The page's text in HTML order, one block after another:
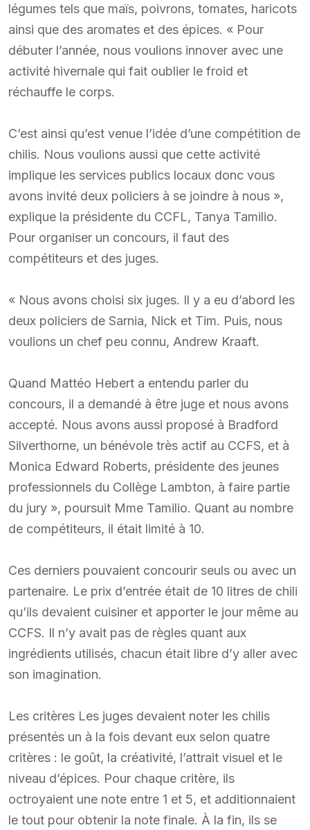
légumes tels que maïs, poivrons, tomates, haricots
ainsi que des aromates et des épices. « Pour
débuter l’année, nous voulions innover avec une
activité hivernale qui fait oublier le froid et
réchauffe le corps.
C’est ainsi qu’est venue l’idée d’une compétition de
chilis. Nous voulions aussi que cette activité
implique les services publics locaux donc vous
avons invité deux policiers à se joindre à nous »,
explique la présidente du CCFL, Tanya Tamilio.
Pour organiser un concours, il faut des
compétiteurs et des juges.
« Nous avons choisi six juges. Il y a eu d’abord les
deux policiers de Sarnia, Nick et Tim. Puis, nous
voulions un chef peu connu, Andrew Kraaft.
Quand Mattéo Hebert a entendu parler du
concours, il a demandé à être juge et nous avons
accepté. Nous avons aussi proposé à Bradford
Silverthorne, un bénévole très actif au CCFS, et à
Monica Edward Roberts, présidente des jeunes
professionnels du Collège Lambton, à faire partie
du jury », poursuit Mme Tamilio. Quant au nombre
de compétiteurs, il était limité à 10.
Ces derniers pouvaient concourir seuls ou avec un
partenaire. Le prix d’entrée était de 10 litres de chili
qu’ils devaient cuisiner et apporter le jour même au
CCFS. Il n’y avait pas de règles quant aux
ingrédients utilisés, chacun était libre d’y aller avec
son imagination.
Les critères Les juges devaient noter les chilis
présentés un à la fois devant eux selon quatre
critères : le goût, la créativité, l’attrait visuel et le
niveau d’épices. Pour chaque critère, ils
octroyaient une note entre 1 et 5, et additionnaient
le tout pour obtenir la note finale. À la fin, ils se